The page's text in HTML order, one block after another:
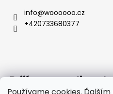
info@woooooo.cz
+420733680377
Prijímame online